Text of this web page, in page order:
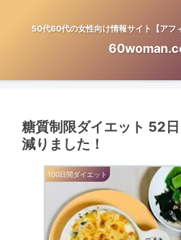
50代60代の女性向け情報サイト【アフ
糖質制限ダイエット 52
減りました！
100日間ダイエット